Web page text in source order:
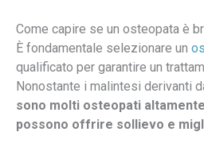
Come capire se un osteopata è
È fondamentale selezionare un
qualificato per garantire un
Nonostante i malintesi derivanti
sono molti osteopati
possono offrire sollievo e